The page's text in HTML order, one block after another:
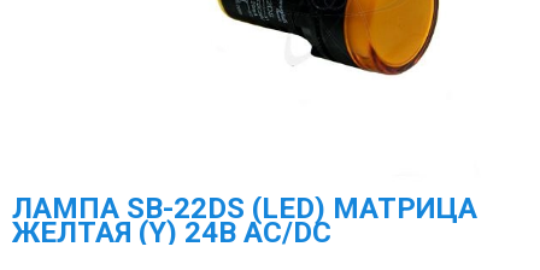
ЛАМПА SB-22DS (LED) МАТРИЦА
ЖЕЛТАЯ (Y) 24В AC/DC